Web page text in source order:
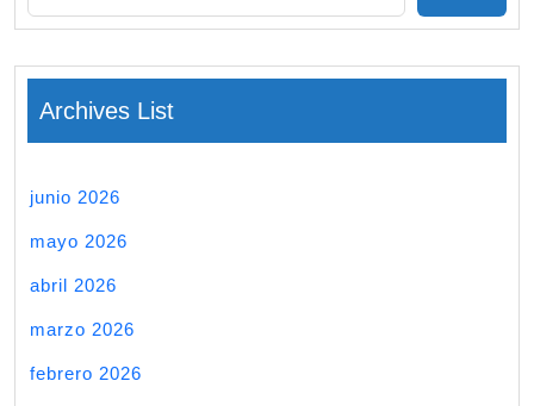
Archives List
junio 2026
mayo 2026
abril 2026
marzo 2026
febrero 2026